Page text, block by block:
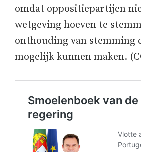
omdat oppositiepartijen
wetgeving hoeven te
onthouding van stemming
mogelijk kunnen maken.